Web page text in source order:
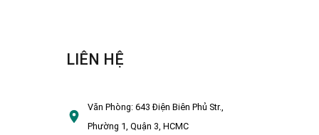
LIÊN HỆ
Văn Phòng:643 Điện Biên Phủ Str.,
Phường 1, Quận 3, HCMC